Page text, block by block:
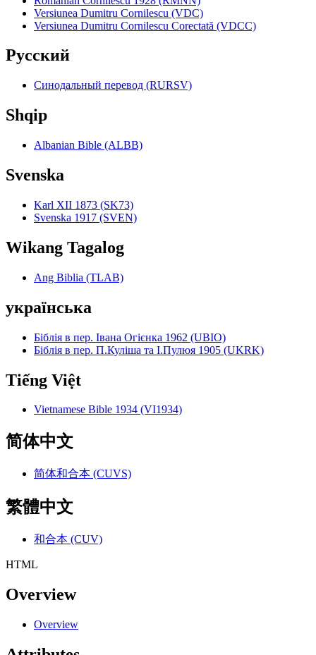
Versiunea Dumitru Cornilescu (VDC)
Versiunea Dumitru Cornilescu Corectată (VDCC)
Pyccкий
Синодальный перевод (RURSV)
Shqip
Albanian Bible (ALBB)
Svenska
Karl XII 1873 (SK73)
Svenska 1917 (SVEN)
Wikang Tagalog
Ang Biblia (TLAB)
українська
Біблія в пер. Івана Огієнка 1962 (UBIO)
Біблія в пер. П.Куліша та І.Пулюя 1905 (UKRK)
Tiếng Việt
Vietnamese Bible 1934 (VI1934)
简体中文
简体和合本 (CUVS)
繁體中文
和合本 (CUV)
HTML
Overview
Overview